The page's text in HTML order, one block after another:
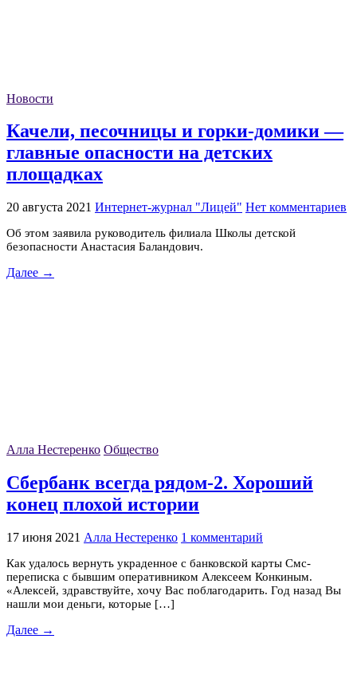
Новости
Качели, песочницы и горки-домики —
главные опасности на детских
площадках
20 августа 2021 Интернет-журнал "Лицей" Нет комментариев
Об этом заявила руководитель филиала Школы детской
безопасности Анастасия Баландович.
Далее →
Алла Нестеренко Общество
Сбербанк всегда рядом-2. Хороший
конец плохой истории
17 июня 2021 Алла Нестеренко 1 комментарий
Как удалось вернуть украденное с банковской карты Смс-
переписка с бывшим оперативником Алексеем Конкиным.
«Алексей, здравствуйте, хочу Вас поблагодарить. Год назад Вы
нашли мои деньги, которые […]
Далее →